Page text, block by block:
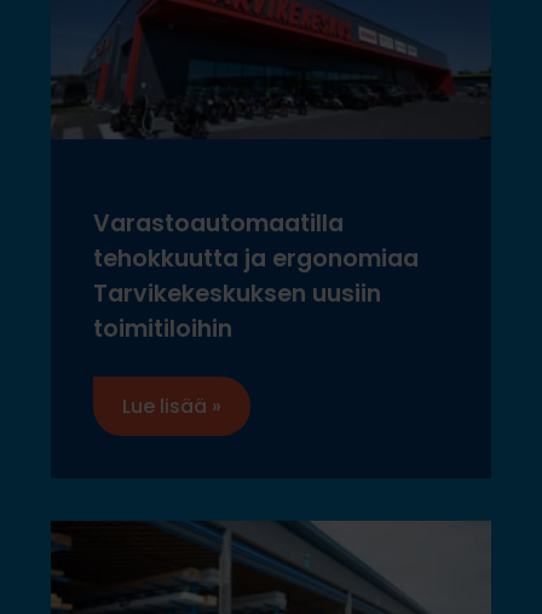
Varastoautomaatilla
tehokkuutta ja ergonomiaa
Tarvikekeskuksen uusiin
toimitiloihin
Lue lisää »